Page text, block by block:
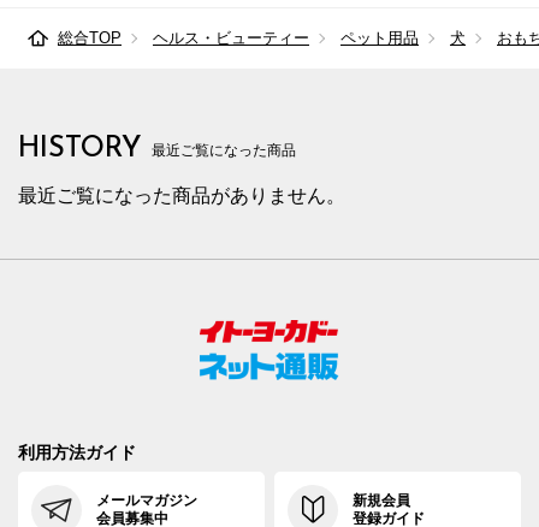
総合TOP ヘルス・ビューティー ペット用品 犬 おも
HISTORY 最近ご覧になった商品
最近ご覧になった商品がありません。
利用方法ガイド
メールマガジン
会員募集中
新規会員
登録ガイド